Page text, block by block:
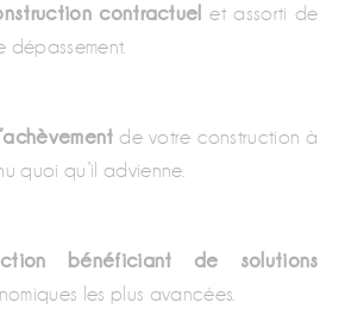
contractuel et assorti de
dépassement.
de votre construction à
quoi qu’il advienne.
bénéficiant de solutions
les plus avancées.